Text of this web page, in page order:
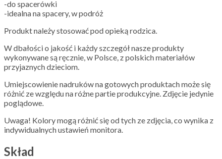
-do spacerówki
-idealna na spacery, w podróż
Produkt należy stosować pod opieką rodzica.
W dbałości o jakość i każdy szczegół nasze produkty
wykonywane są ręcznie, w Polsce, z polskich materiałów
przyjaznych dzieciom.
Umiejscowienie nadruków na gotowych produktach może się
różnić ze względu na różne partie produkcyjne. Zdjęcie jedynie
poglądowe.
Uwaga! Kolory mogą różnić się od tych ze zdjęcia, co wynika z
indywidualnych ustawień monitora.
Skład